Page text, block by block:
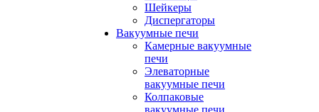
Шейкеры
Диспергаторы
Вакуумные печи
Камерные вакуумные
печи
Элеваторные
вакуумные печи
Колпаковые
вакуумные печи